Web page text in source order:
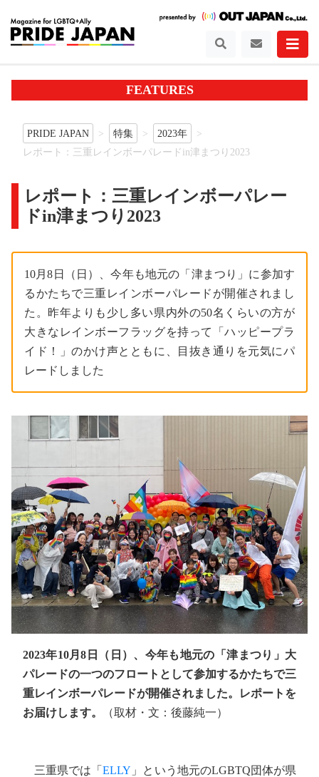
FEATURES
PRIDE JAPAN 特集
2023年
レポート：三重レインボーパレードin津まつり2023
レポート：三重レインボーパレー
ドin津まつり2023
10月8日（日）、今年も地元の「津まつり」に参加す
るかたちで三重レインボーパレードが開催されまし
た。昨年よりも少し多い県内外の50名くらいの方が
大きなレインボーフラッグを持って「ハッピープラ
イド！」のかけ声とともに、目抜き通りを元気にパ
レードしました
2023年10月8日（日）、今年も地元の「津まつり」大
パレードの一つのフロートとして参加するかたちで三
重レインボーパレードが開催されました。レポートを
お届けします。
（取材・文：後藤純一）
三重県では「ELLY 」という地元のLGBTQ団体が県